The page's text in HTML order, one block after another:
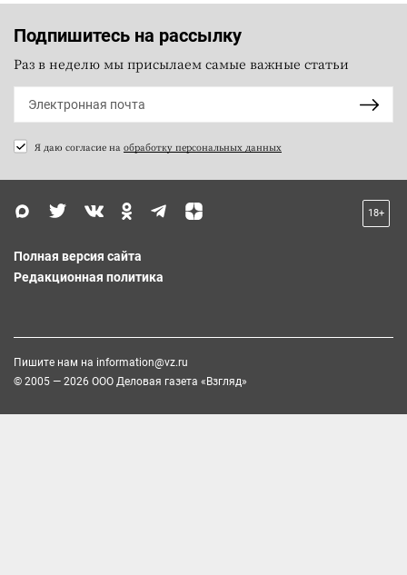
Подпишитесь на рассылку
Раз в неделю мы присылаем самые важные статьи
Я даю согласие на обработку персональных данных
18+
Полная версия сайта
Редакционная политика
Пишите нам на information@vz.ru
© 2005 — 2026 ООО Деловая газета «Взгляд»